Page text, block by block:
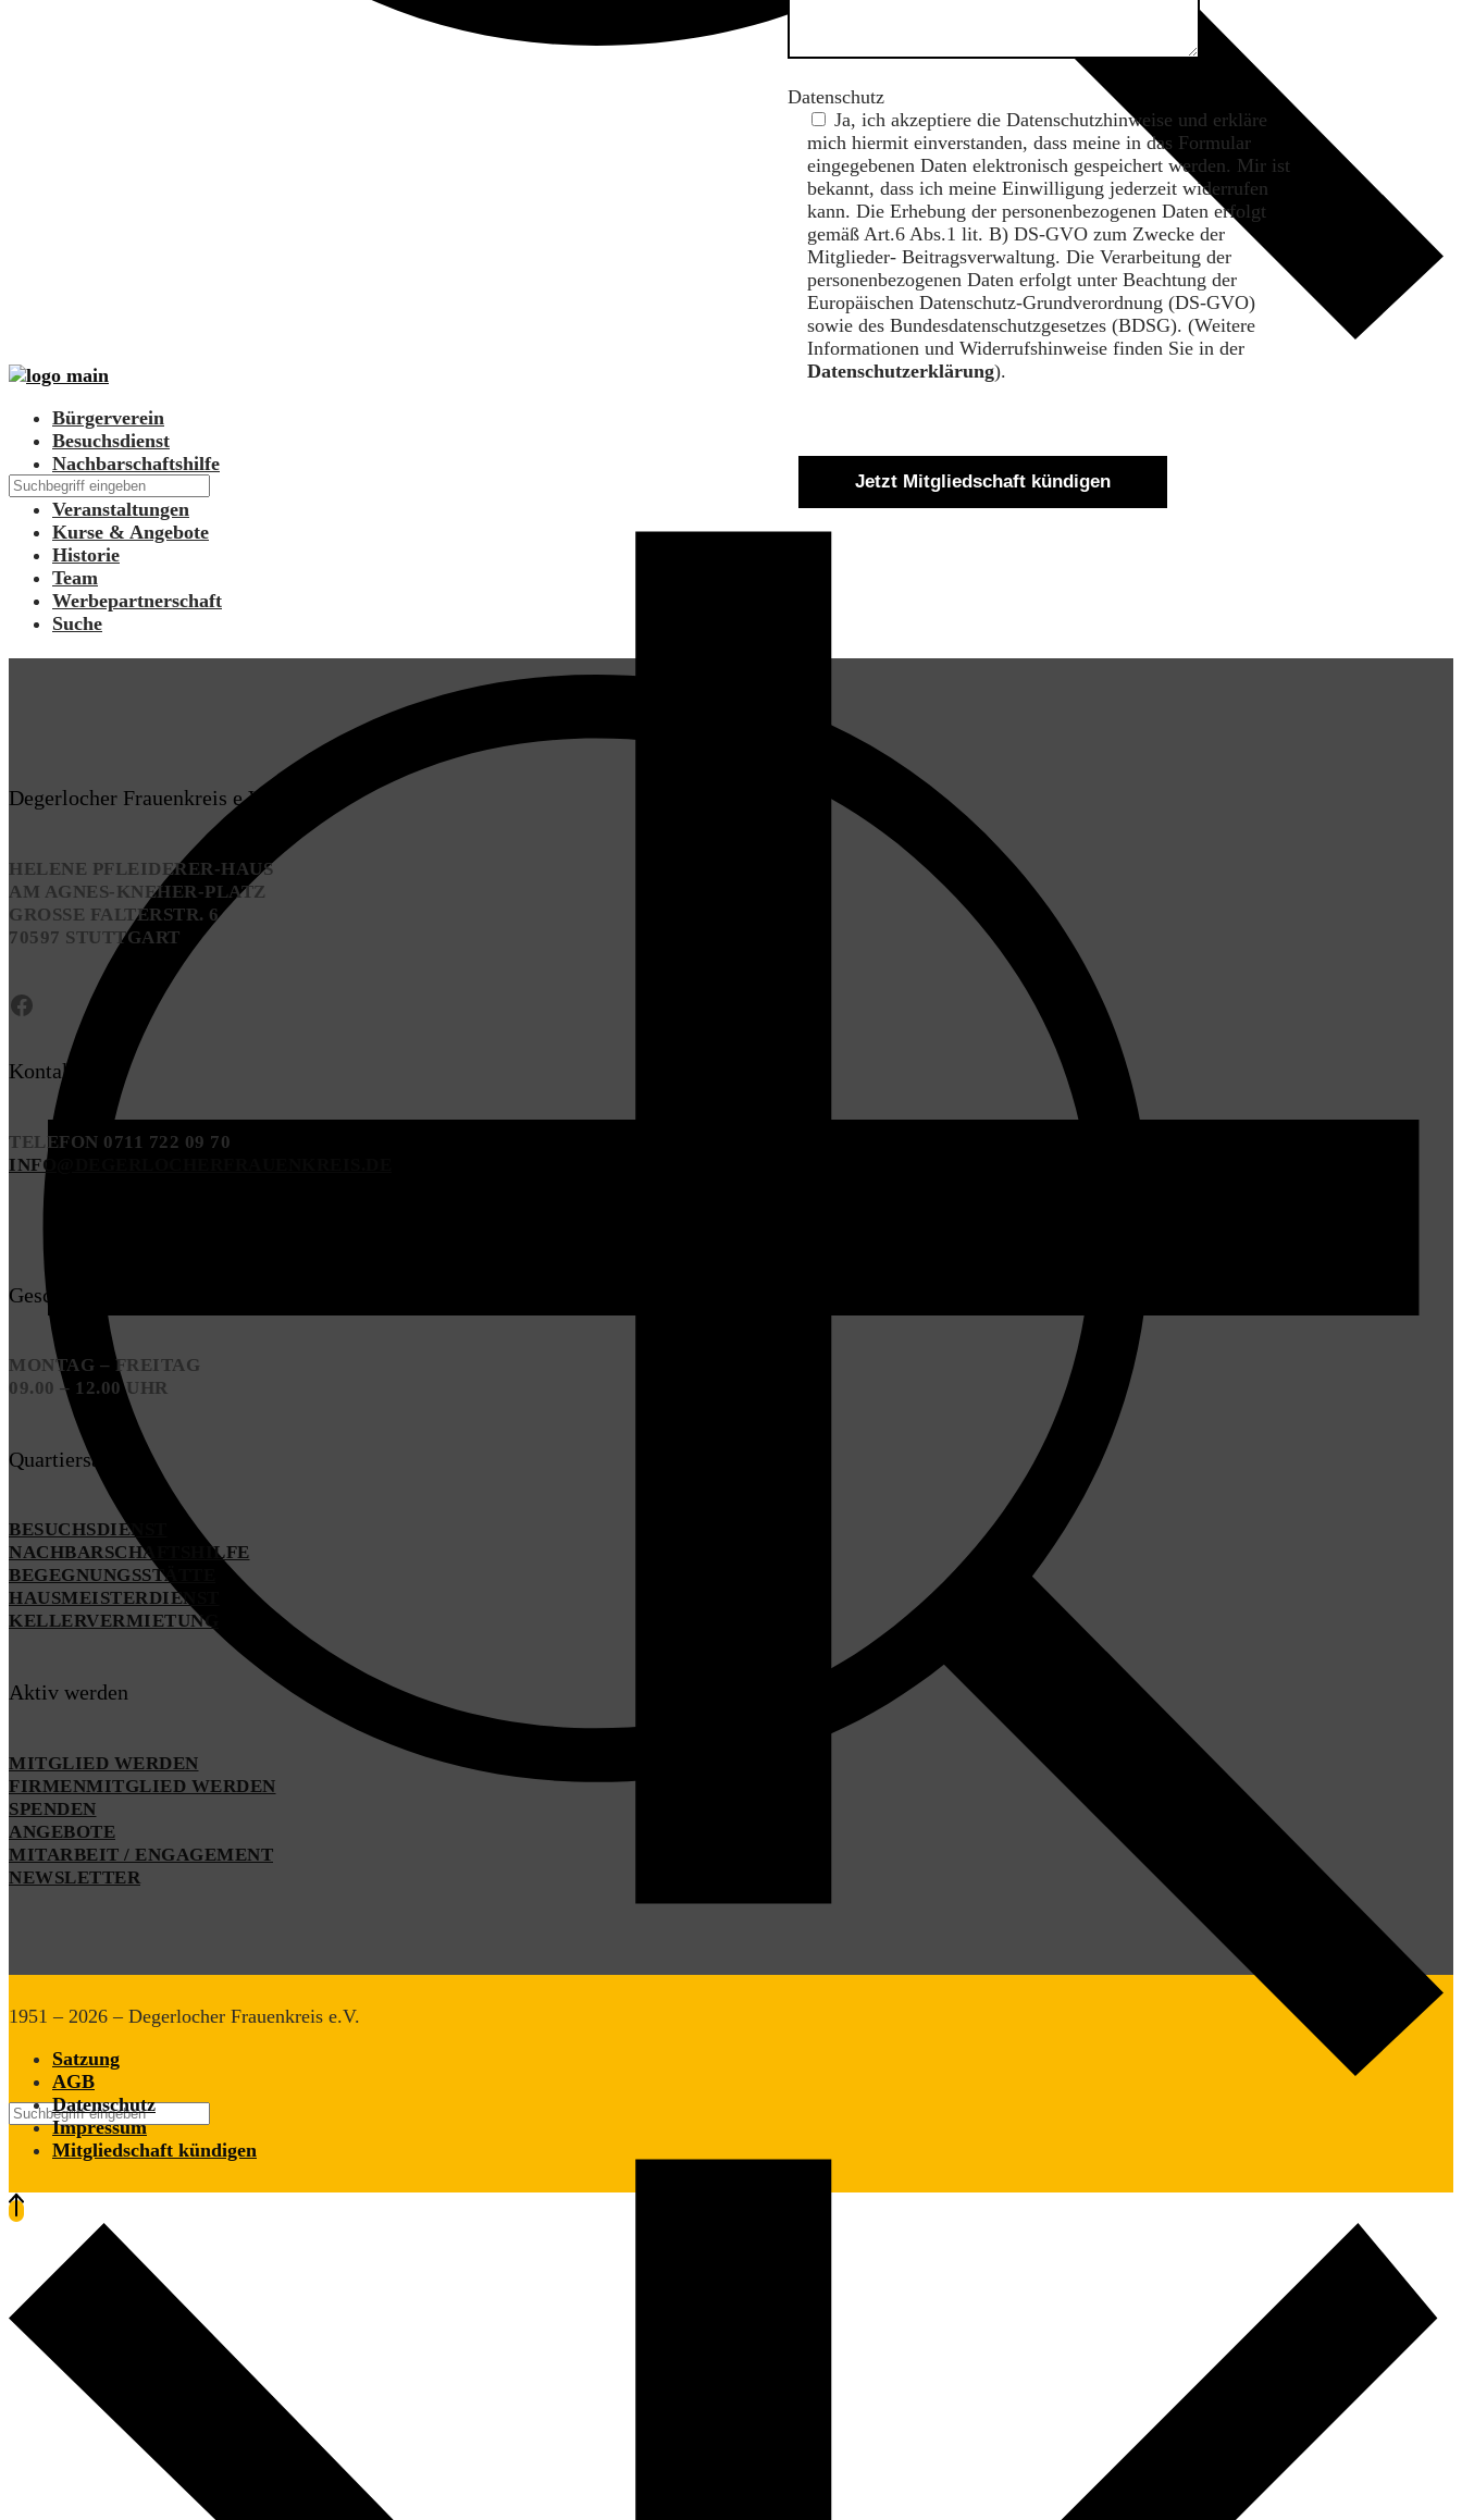
Bürgerverein
Besuchsdienst
Nachbarschaftshilfe
Begegnungsstätte
Veranstaltungen
Kurse & Angebote
Historie
Team
Werbepartnerschaft
Suche
Datenschutz
Ja, ich akzeptiere die Datenschutzhinweise und erkläre
mich hiermit einverstanden, dass meine in das Formular
eingegebenen Daten elektronisch gespeichert werden. Mir ist
bekannt, dass ich meine Einwilligung jederzeit widerrufen
kann. Die Erhebung der personenbezogenen Daten erfolgt
gemäß Art.6 Abs.1 lit. B) DS-GVO zum Zwecke der
Mitglieder- Beitragsverwaltung. Die Verarbeitung der
personenbezogenen Daten erfolgt unter Beachtung der
Europäischen Datenschutz-Grundverordnung (DS-GVO)
sowie des Bundesdatenschutzgesetzes (BDSG). (Weitere
Informationen und Widerrufshinweise finden Sie in der
Datenschutzerklärung).
Degerlocher Frauenkreis e.V.
HELENE PFLEIDERER-HAUS
AM AGNES-KNEHER-PLATZ
GROSSE FALTERSTR. 6
70597 STUTTGART
Kontakt
TELEFON 0711 722 09 70
INFO@DEGERLOCHERFRAUENKREIS.DE
Geschäftszeiten
MONTAG – FREITAG
09.00 – 12.00 UHR
Quartiersarbeit
BESUCHSDIENST
NACHBARSCHAFTSHILFE
BEGEGNUNGSSTÄTTE
HAUSMEISTERDIENST
KELLERVERMIETUNG
Aktiv werden
MITGLIED WERDEN
FIRMENMITGLIED WERDEN
SPENDEN
ANGEBOTE
MITARBEIT / ENGAGEMENT
NEWSLETTER
1951 – 2026 – Degerlocher Frauenkreis e.V.
Satzung
AGB
Datenschutz
Impressum
Mitgliedschaft kündigen